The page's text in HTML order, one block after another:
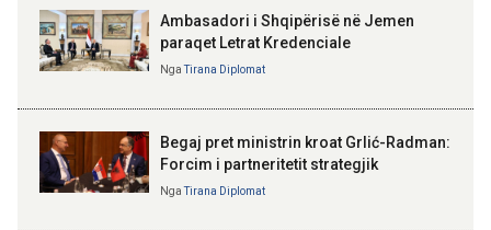
Kosovë!
Ambasadori i Shqipërisë në Jemen
paraqet Letrat Kredenciale
NgaTirana Diplomat
Begaj pret ministrin kroat Grlić-Radman:
Forcim i partneritetit strategjik
NgaTirana Diplomat